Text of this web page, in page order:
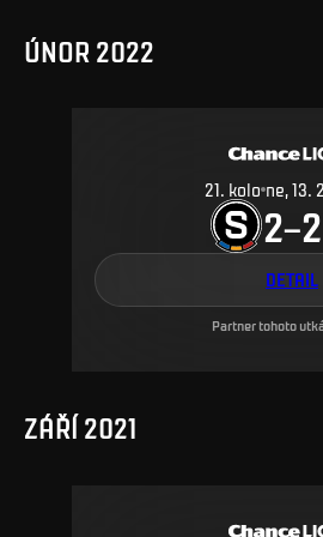
ÚNOR 2022
21. kolo ne, 13.
2–2
DETAIL
Partner tohoto
ZÁŘÍ 2021